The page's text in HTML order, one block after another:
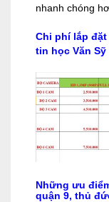
nhanh chóng
Chi phí lắp đặt
tin học Văn Sỹ
Những ưu
quận 9, thủ